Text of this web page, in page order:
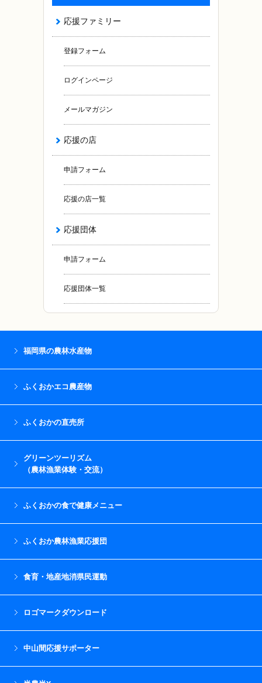
応援ファミリー
登録フォーム
ログインページ
メールマガジン
応援の店
申請フォーム
応援の店一覧
応援団体
申請フォーム
応援団体一覧
福岡県の農林水産物
ふくおかエコ農産物
ふくおかの直売所
グリーンツーリズム
（農林漁業体験・交流）
ふくおかの食で健康メニュー
ふくおか農林漁業応援団
食育・地産地消県民運動
ロゴマークダウンロード
中山間応援サポーター